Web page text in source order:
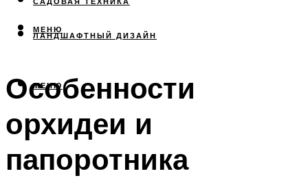
ЛАНДШАФТНЫЙ ДИЗАЙН
МЕНЮ
МЕНЮ
Особенности
орхидеи и
папоротника